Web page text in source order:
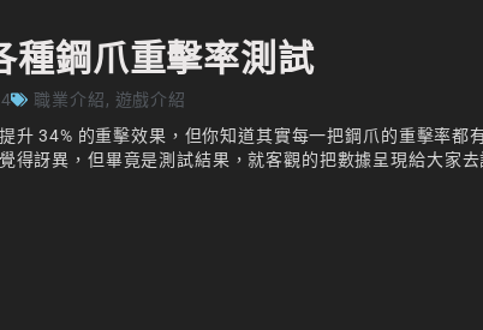
種鋼爪重擊率測試
職業介紹, 遊戲介紹
34% 的重擊效果，但你知道其實每一把鋼爪的重擊率都
訝異，但畢竟是測試結果，就客觀的把數據呈現給大家去